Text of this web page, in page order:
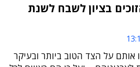
בציון לשבח לשנת
אותם על הצד הטוב ביותר ובעיקר